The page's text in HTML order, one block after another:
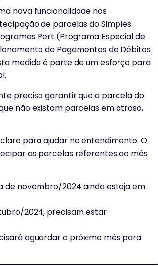
nova funcionalidade nos
de parcelas do Simples
Pert (Programa Especial de
de Pagamentos de Débitos
medida é parte de um esforço para
precisa garantir que a parcela do
não existam parcelas em atraso,
para ajudar no entendimento. O
as parcelas referentes ao mês
de novembro/2024 ainda esteja em
2024, precisam estar
aguardar o próximo mês para